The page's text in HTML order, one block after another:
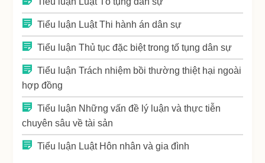
Tiểu luận Luật Thi hành án dân sự
Tiểu luận Thủ tục đặc biệt trong tố tụng dân sự
Tiểu luận Trách nhiệm bồi thường thiệt hại ngoài
hợp đồng
Tiểu luận Những vấn đề lý luận và thực tiễn
chuyên sâu về tài sản
Tiểu luận Luật Hôn nhân và gia đình